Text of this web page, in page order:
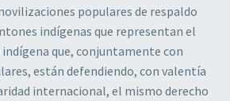
populares de respaldo
indígenas que representan el
que, conjuntamente con
están defendiendo, con valentía
internacional, el mismo derecho